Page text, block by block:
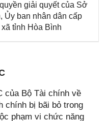
giải quyết của Sở
Ủy ban nhân dân cấp
tỉnh Hòa Bình
của Bộ Tài chính về
chính bị bãi bỏ trong
phạm vi chức năng